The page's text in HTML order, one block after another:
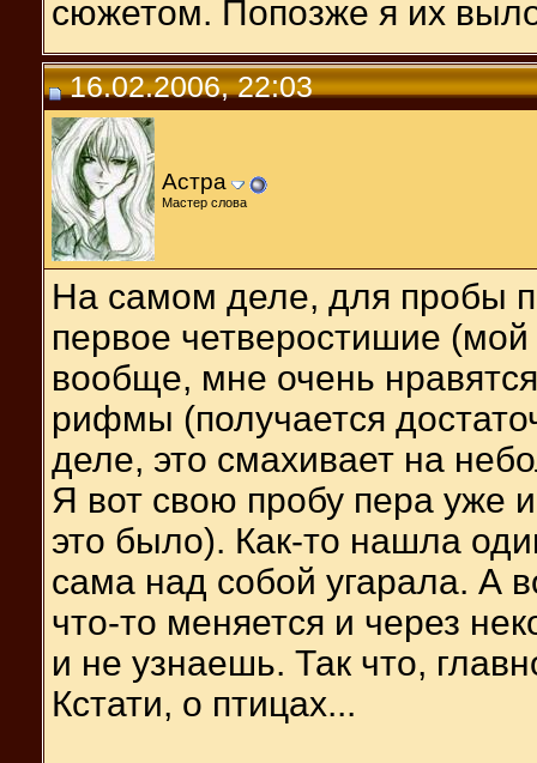
сюжетом. Попозже я их
16.02.2006, 22:03
Астра
Мастер слова
На самом деле, для пробы
первое четверостишие
вообще, мне очень
рифмы (получается
деле, это смахивает на
Я вот свою пробу пера уже
это было). Как-то нашла
сама над собой угарала. А
что-то меняется и через
и не узнаешь. Так что,
Кстати, о птицах...